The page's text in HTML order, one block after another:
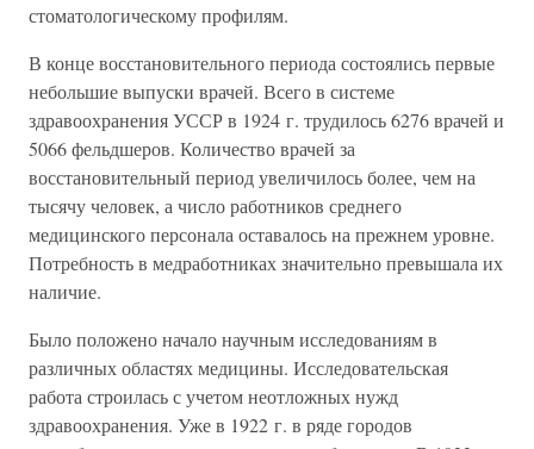
стоматологическому профилям.
В конце восстановительного периода состоялись первые
небольшие выпуски врачей. Всего в системе
здравоохранения УССР в 1924 г. трудилось 6276 врачей и
5066 фельдшеров. Количество врачей за
восстановительный период увеличилось более, чем на
тысячу человек, а число работников среднего
медицинского персонала оставалось на прежнем уровне.
Потребность в медработниках значительно превышала их
наличие.
Было положено начало научным исследованиям в
различных областях медицины. Исследовательская
работа строилась с учетом неотложных нужд
здравоохранения. Уже в 1922 г. в ряде городов